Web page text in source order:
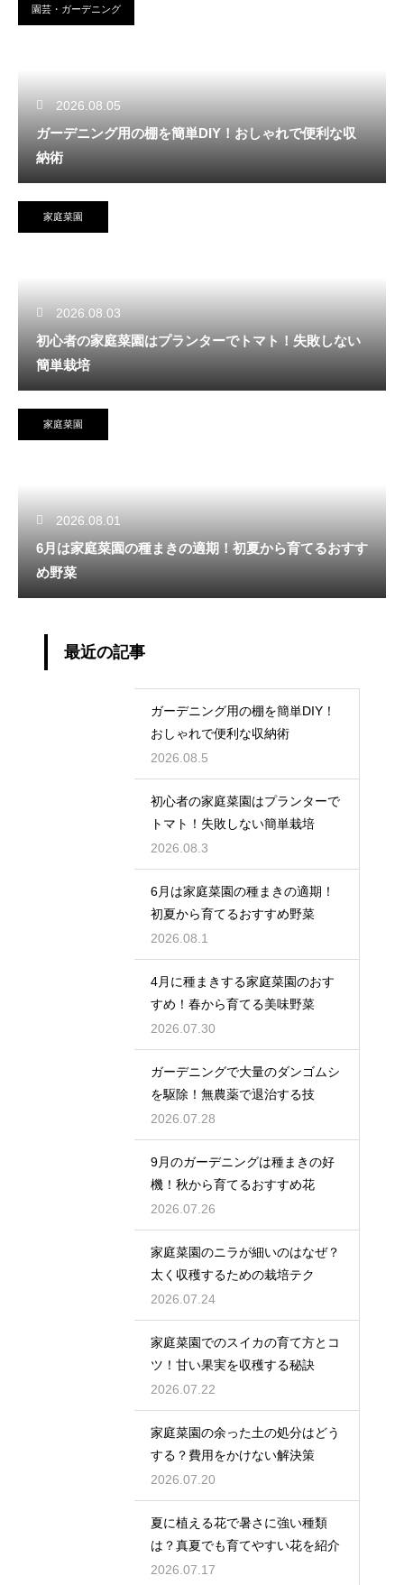
園芸・ガーデニング
2026.08.05
ガーデニング用の棚を簡単DIY！おしゃれで便利な収
納術
家庭菜園
2026.08.03
初心者の家庭菜園はプランターでトマト！失敗しない
簡単栽培
家庭菜園
2026.08.01
6月は家庭菜園の種まきの適期！初夏から育てるおすす
め野菜
最近の記事
ガーデニング用の棚を簡単DIY！
おしゃれで便利な収納術
2026.08.5
初心者の家庭菜園はプランターで
トマト！失敗しない簡単栽培
2026.08.3
6月は家庭菜園の種まきの適期！
初夏から育てるおすすめ野菜
2026.08.1
4月に種まきする家庭菜園のおす
すめ！春から育てる美味野菜
2026.07.30
ガーデニングで大量のダンゴムシ
を駆除！無農薬で退治する技
2026.07.28
9月のガーデニングは種まきの好
機！秋から育てるおすすめ花
2026.07.26
家庭菜園のニラが細いのはなぜ？
太く収穫するための栽培テク
2026.07.24
家庭菜園でのスイカの育て方とコ
ツ！甘い果実を収穫する秘訣
2026.07.22
家庭菜園の余った土の処分はどう
する？費用をかけない解決策
2026.07.20
夏に植える花で暑さに強い種類
は？真夏でも育てやすい花を紹介
2026.07.17